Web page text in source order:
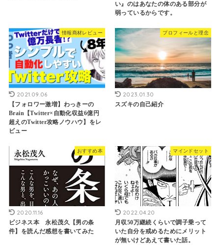
い』のはあなたの体のある部分が
弱っているからです。
情報商材レビュー
2021.09.06
【フォロワー激増】わっきーの
Brain【Twitter×自動化収益6億円
超えのTwitter攻略ノウハウ】をレ
ビュー
プロフィールと理念
2023.01.30
スズキの自己紹介
おすすめ本
2020.11.16
ビジネス本 永松茂久【男の条
件】を読んだ感想を書いてみた
マインドセット
2022.04.20
月収50万継続くらいで調子乗って
いた自分を戒めるためにメリット
が無いけどあえて書いた話。